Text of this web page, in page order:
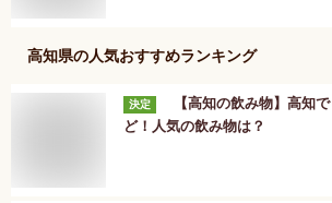
高知県の人気おすすめランキング
決定
【高知の飲み物】高知
ど！人気の飲み物は？